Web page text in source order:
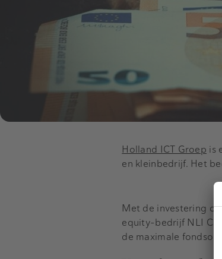
Holland ICT Groep is
en kleinbedrijf. Het
Met de investering
equity-bedrijf NLI
de maximale